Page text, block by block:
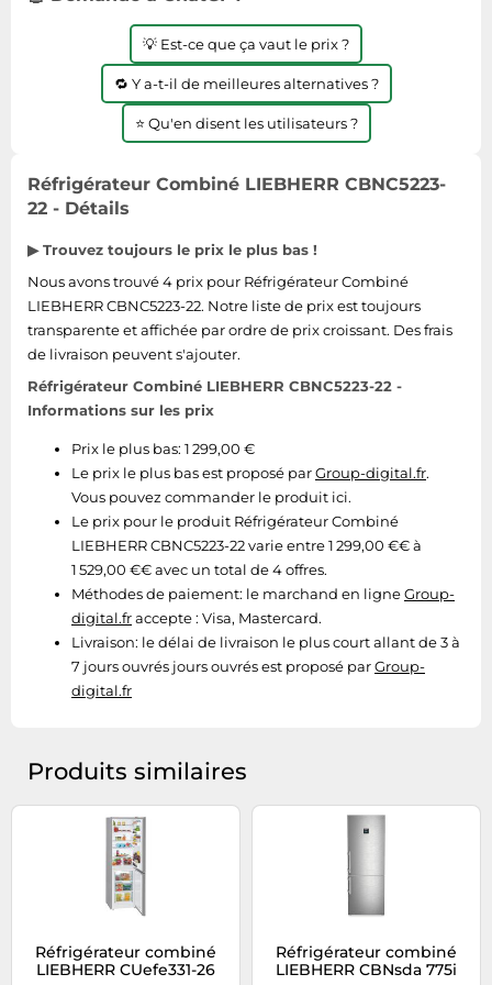
Tablettes tactiles
Tondeuses cheveux & barbe
Téléphonie
Électroménager
💡 Est-ce que ça vaut le prix ?
🔁 Y a-t-il de meilleures alternatives ?
⭐ Qu'en disent les utilisateurs ?
Réfrigérateur Combiné LIEBHERR CBNC5223-
22 - Détails
▶ Trouvez toujours le prix le plus bas !
Nous avons trouvé 4 prix pour Réfrigérateur Combiné
LIEBHERR CBNC5223-22. Notre liste de prix est toujours
transparente et affichée par ordre de prix croissant. Des frais
de livraison peuvent s'ajouter.
Réfrigérateur Combiné LIEBHERR CBNC5223-22 -
Informations sur les prix
Prix le plus bas: 1 299,00 €
Le prix le plus bas est proposé parGroup-digital.fr.
Vous pouvez commander le produit ici.
Le prix pour le produit Réfrigérateur Combiné
LIEBHERR CBNC5223-22 varie entre 1 299,00 €€ à
1 529,00 €€ avec un total de 4 offres.
Méthodes de paiement: le marchand en ligneGroup-
digital.fraccepte : Visa, Mastercard.
Livraison: le délai de livraison le plus court allant de 3 à
7 jours ouvrés jours ouvrés est proposé parGroup-
digital.fr
Produits similaires
Réfrigérateur combiné
LIEBHERR CUefe331-26
Réfrigérateur combiné
LIEBHERR CBNsda 775i